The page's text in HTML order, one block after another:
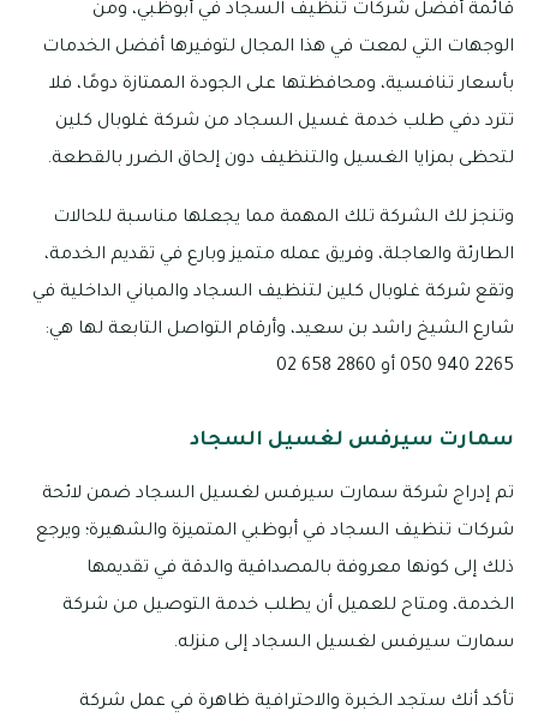
قائمة أفضل شركات تنظيف السجاد في أبوظبي، ومن
الوجهات التي لمعت في هذا المجال لتوفيرها أفضل الخدمات
بأسعار تنافسية، ومحافظتها على الجودة الممتازة دومًا، فلا
تترد دفي طلب خدمة غسيل السجاد من شركة غلوبال كلين
لتحظى بمزايا الغسيل والتنظيف دون إلحاق الضرر بالقطعة.
وتنجز لك الشركة تلك المهمة مما يجعلها مناسبة للحالات
الطارئة والعاجلة، وفريق عمله متميز وبارع في تقديم الخدمة،
وتقع شركة غلوبال كلين لتنظيف السجاد والمباني الداخلية في
شارع الشيخ راشد بن سعيد، وأرقام التواصل التابعة لها هي:
2265 940 050 أو 2860 658 02
سمارت سيرفس لغسيل السجاد
تم إدراج شركة سمارت سيرفس لغسيل السجاد ضمن لائحة
شركات تنظيف السجاد في أبوظبي المتميزة والشهيرة؛ ويرجع
ذلك إلى كونها معروفة بالمصداقية والدقة في تقديمها
الخدمة، ومتاح للعميل أن يطلب خدمة التوصيل من شركة
سمارت سيرفس لغسيل السجاد إلى منزله.
تأكد أنك ستجد الخبرة والاحترافية ظاهرة في عمل شركة